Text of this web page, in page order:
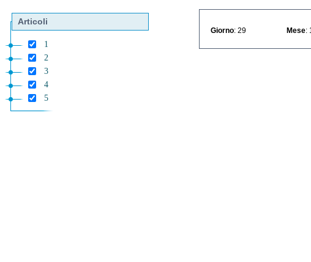
Articoli
1
2
3
4
5
Giorno : 29 Mese